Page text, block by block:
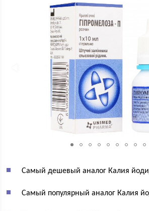
Самый дешевый аналог Калия
Самый популярный аналог Калия